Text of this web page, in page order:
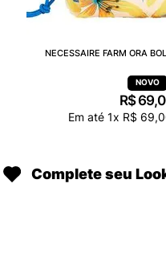
NECESSAIRE FARM ORA
R$69,
Em até 1x R$ 69,
Complete seu